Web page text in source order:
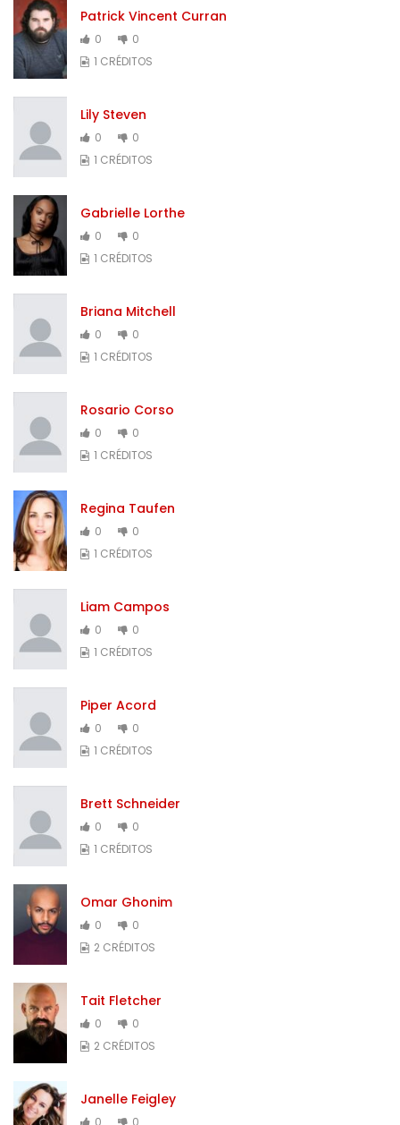
Patrick Vincent Curran
0
0
1 CRÉDITOS
Lily Steven
0
0
1 CRÉDITOS
Gabrielle Lorthe
0
0
1 CRÉDITOS
Briana Mitchell
0
0
1 CRÉDITOS
Rosario Corso
0
0
1 CRÉDITOS
Regina Taufen
0
0
1 CRÉDITOS
Liam Campos
0
0
1 CRÉDITOS
Piper Acord
0
0
1 CRÉDITOS
Brett Schneider
0
0
1 CRÉDITOS
Omar Ghonim
0
0
2 CRÉDITOS
Tait Fletcher
0
0
2 CRÉDITOS
Janelle Feigley
0
0